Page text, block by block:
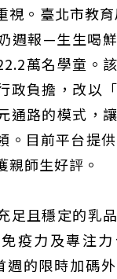
視。臺北市教
週報—生生喝鮮
萬名學童。
政負擔，改以「
通路的模式，
。目前平台提
親師生好評。
足且穩定的乳
疫力及專注
週的限時加碼